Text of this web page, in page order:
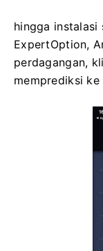
hingga instalasi
ExpertOption,
perdagangan,
memprediksi